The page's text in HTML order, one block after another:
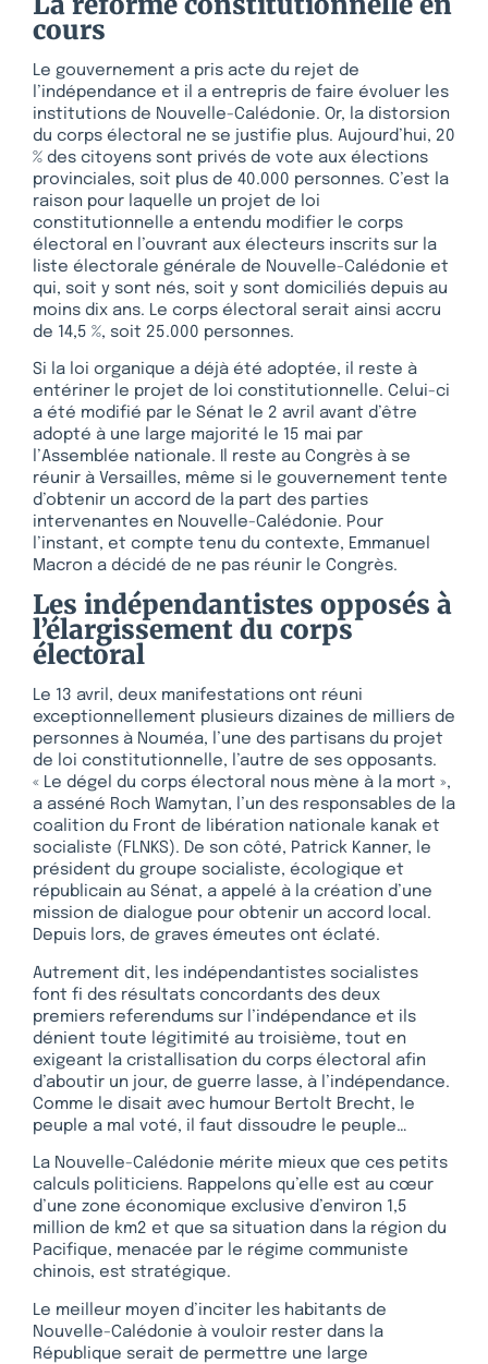
cours
Le gouvernement a pris acte du rejet de
l’indépendance et il a entrepris de faire évoluer les
institutions de Nouvelle-Calédonie. Or, la distorsion
du corps électoral ne se justifie plus. Aujourd’hui, 20
% des citoyens sont privés de vote aux élections
provinciales, soit plus de 40.000 personnes. C’est la
raison pour laquelle un projet de loi
constitutionnelle a entendu modifier le corps
électoral en l’ouvrant aux électeurs inscrits sur la
liste électorale générale de Nouvelle-Calédonie et
qui, soit y sont nés, soit y sont domiciliés depuis au
moins dix ans. Le corps électoral serait ainsi accru
de 14,5 %, soit 25.000 personnes.
Si la loi organique a déjà été adoptée, il reste à
entériner le projet de loi constitutionnelle. Celui-ci
a été modifié par le Sénat le 2 avril avant d’être
adopté à une large majorité le 15 mai par
l’Assemblée nationale. Il reste au Congrès à se
réunir à Versailles, même si le gouvernement tente
d’obtenir un accord de la part des parties
intervenantes en Nouvelle-Calédonie. Pour
l’instant, et compte tenu du contexte, Emmanuel
Macron a décidé de ne pas réunir le Congrès.
Les indépendantistes opposés à
l’élargissement du corps
électoral
Le 13 avril, deux manifestations ont réuni
exceptionnellement plusieurs dizaines de milliers de
personnes à Nouméa, l’une des partisans du projet
de loi constitutionnelle, l’autre de ses opposants.
« Le dégel du corps électoral nous mène à la mort »,
a asséné Roch Wamytan, l’un des responsables de la
coalition du Front de libération nationale kanak et
socialiste (FLNKS). De son côté, Patrick Kanner, le
président du groupe socialiste, écologique et
républicain au Sénat, a appelé à la création d’une
mission de dialogue pour obtenir un accord local.
Depuis lors, de graves émeutes ont éclaté.
Autrement dit, les indépendantistes socialistes
font fi des résultats concordants des deux
premiers referendums sur l’indépendance et ils
dénient toute légitimité au troisième, tout en
exigeant la cristallisation du corps électoral afin
d’aboutir un jour, de guerre lasse, à l’indépendance.
Comme le disait avec humour Bertolt Brecht, le
peuple a mal voté, il faut dissoudre le peuple…
La Nouvelle-Calédonie mérite mieux que ces petits
calculs politiciens. Rappelons qu’elle est au cœur
d’une zone économique exclusive d’environ 1,5
million de km2 et que sa situation dans la région du
Pacifique, menacée par le régime communiste
chinois, est stratégique.
Le meilleur moyen d’inciter les habitants de
Nouvelle-Calédonie à vouloir rester dans la
République serait de permettre une large